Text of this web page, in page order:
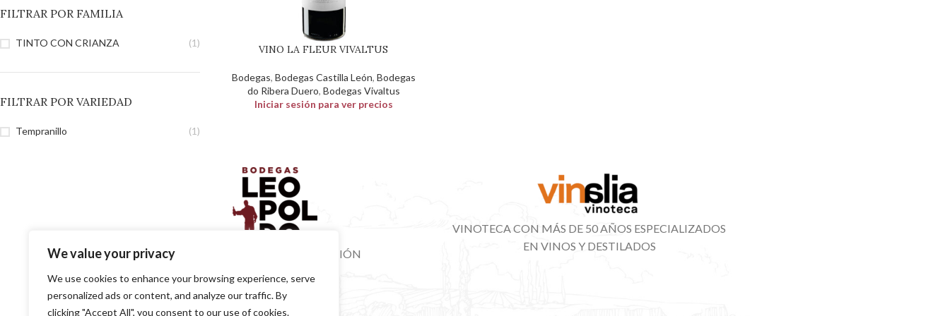
We value your privacy
We use cookies to enhance your browsing experience, serve
personalized ads or content, and analyze our traffic. By
clicking "Accept All", you consent to our use of cookies.
FILTRAR POR FAMILIA
TINTO CON CRIANZA (1)
FILTRAR POR VARIEDAD
Tempranillo (1)
VINO LA FLEUR VIVALTUS
Bodegas, Bodegas Castilla León, Bodegas
do Ribera Duero, Bodegas Vivaltus
Iniciar sesión para ver precios
SOLUCIONES EN DISTRIBUCIÓN
VINOTECA CON MÁS DE 50 AÑOS ESPECIALIZADOS
EN VINOS Y DESTILADOS